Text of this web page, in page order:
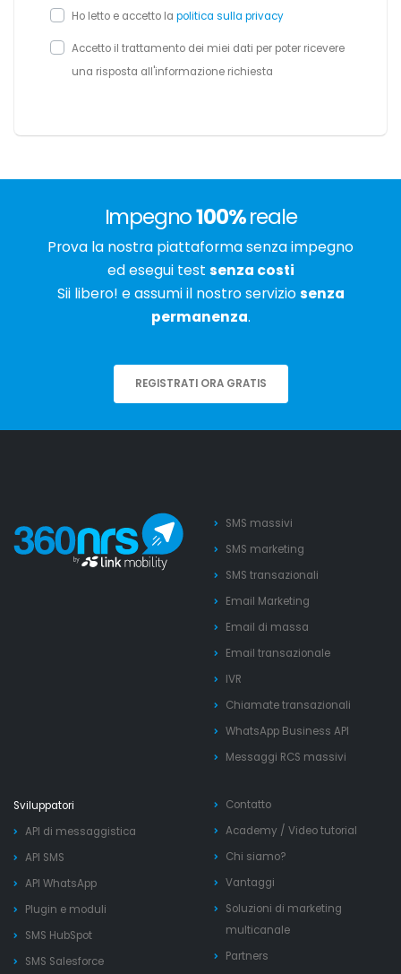
Ho letto e accetto la politica sulla privacy
Accetto il trattamento dei miei dati per poter ricevere
una risposta all'informazione richiesta
Impegno100%reale
Prova la nostra piattaforma senza impegno
ed esegui test senza costi
Sii libero! e assumi il nostro serviziosenza
permanenza.
REGISTRATI ORA GRATIS
SMS massivi
SMS marketing
SMS transazionali
Email Marketing
Email di massa
Email transazionale
IVR
Chiamate transazionali
WhatsApp Business API
Messaggi RCS massivi
Sviluppatori
API di messaggistica
API SMS
API WhatsApp
Plugin e moduli
SMS HubSpot
SMS Salesforce
Contatto
Academy / Video tutorial
Chi siamo?
Vantaggi
Soluzioni di marketing
multicanale
Partners